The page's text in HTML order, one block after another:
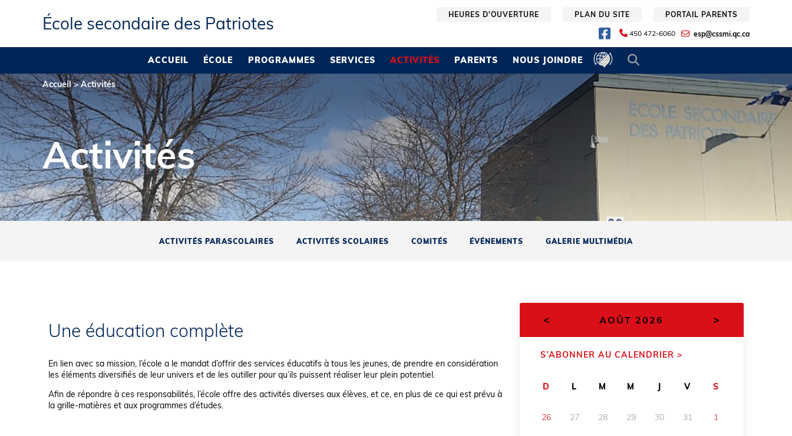
École secondaire des Patriotes PLAN DU SITE PORTAIL PARENTS
HEURES D'OUVERTURE
450 472-6060 esp@cssmi.qc.ca
ACCUEIL ÉCOLE PROGRAMMES SERVICES ACTIVITÉS PARENTS NOUS JOINDRE
Accueil>Activités
Activités
ACTIVITÉS PARASCOLAIRES ACTIVITÉS SCOLAIRES COMITÉS ÉVÉNEMENTS GALERIE MULTIMÉDIA
Une éducation complète
En lien avec sa mission, l’école a le mandat d’offrir des services éducatifs à tous les jeunes, de prendre en considération
les éléments diversifiés de leur univers et de les outiller pour qu’ils puissent réaliser leur plein potentiel.
Afin de répondre à ces responsabilités, l’école offre des activités diverses aux élèves, et ce, en plus de ce qui est prévu à
la grille-matières et aux programmes d’études.
< AOÛT 2026 >
S’ABONNER AU CALENDRIER >
D L M M V S
26 27 28 29 30 31 1